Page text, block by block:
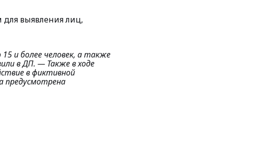
для выявления лиц,
15 и более человек, а также
в ДП. — Также в ходе
в фиктивной
предусмотрена